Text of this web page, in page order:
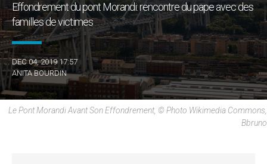
Effondrement du pont Morandi: rencontre du pape avec des
familles de victimes
DEC 04, 2019 17:57
ANITA BOURDIN
Le Pont Morandi Avant Son Effondrement, © Photo Wikimedia Commons,
Bbruno